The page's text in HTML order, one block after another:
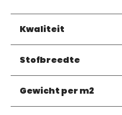
Kwaliteit
Stofbreedte
Gewicht per m2